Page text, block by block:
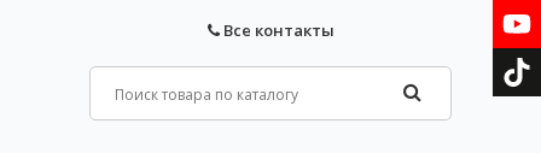
Все контакты